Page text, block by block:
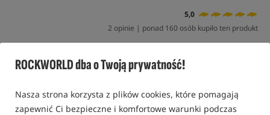
ROCKWORLD dba o Twoją prywatność!
Nasza strona korzysta z plików cookies, które pomagają
zapewnić Ci bezpieczne i komfortowe warunki podczas
5,0
2 opinie | ponad 160 osób kupiło ten produkt